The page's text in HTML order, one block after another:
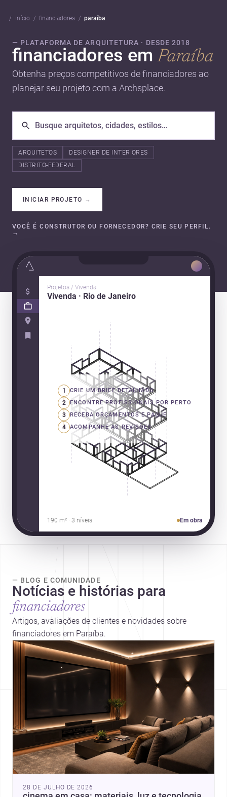
início financiadores paraíba
— PLATAFORMA DE ARQUITETURA · DESDE 2018
financiadores emParaíba
Obtenha preços competitivos de financiadores ao
planejar seu projeto com a Archsplace.
ARQUITETOS
DESIGNER DE INTERIORES
DISTRITO-FEDERAL
INICIAR PROJETO →
VOCÊ É CONSTRUTOR OU FORNECEDOR? CRIE SEU PERFIL.
→
Projetos / Vivenda
Vivenda · Rio de Janeiro
1 CRIE UM BRIEF DETALHADO
2 ENCONTRE PROFISSIONAIS POR PERTO
3 RECEBA ORÇAMENTOS E PAGUE
4 ACOMPANHE AS REVISÕES
190 m² · 3 níveis Em obra
— BLOG E COMUNIDADE
Notícias e histórias para
financiadores
Artigos, avaliações de clientes e novidades sobre
financiadores em Paraíba.
28 DE JULHO DE 2026